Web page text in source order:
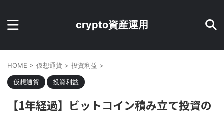
crypto資産運用
HOME > 仮想通貨 > 投資利益 >
仮想通貨 投資利益
【1年経過】ビットコイン積み立て投資の